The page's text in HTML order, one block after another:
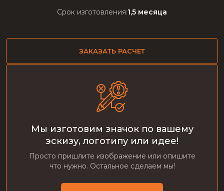
Срок изготовления:1,5 месяца
ЗАКАЗАТЬ РАСЧЕТ
Мы изготовим значок по вашему
эскизу, логотипу или идее!
Просто пришлите изображение или опишите
что нужно. Остальное сделаем мы!